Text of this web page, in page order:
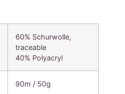
60% Schurwolle,
traceable
40% Polyacryl
90m / 50g